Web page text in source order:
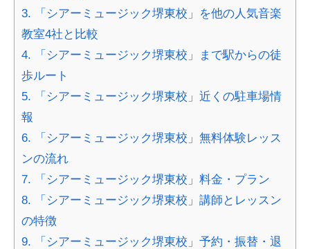
3. 「シアーミュージック堺東校」を他の人気音楽
教室4社と比較
4. 「シアーミュージック堺東校」まで駅からの徒
歩ルート
5. 「シアーミュージック堺東校」近くの駐車場情
報
6. 「シアーミュージック堺東校」無料体験レッス
ンの流れ
7. 「シアーミュージック堺東校」料金・プラン
8. 「シアーミュージック堺東校」講師とレッスン
の特徴
9. 「シアーミュージック堺東校」予約・振替・退